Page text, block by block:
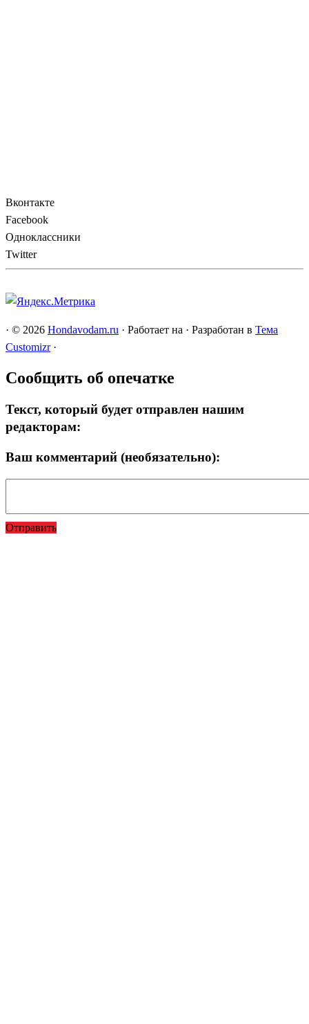
Вконтакте
Facebook
Одноклассники
Twitter
· © 2026 Hondavodam.ru · Работает на · Разработан в Тема
Customizr ·
Сообщить об опечатке
Текст, который будет отправлен нашим
редакторам:
Ваш комментарий (необязательно):
Отправить